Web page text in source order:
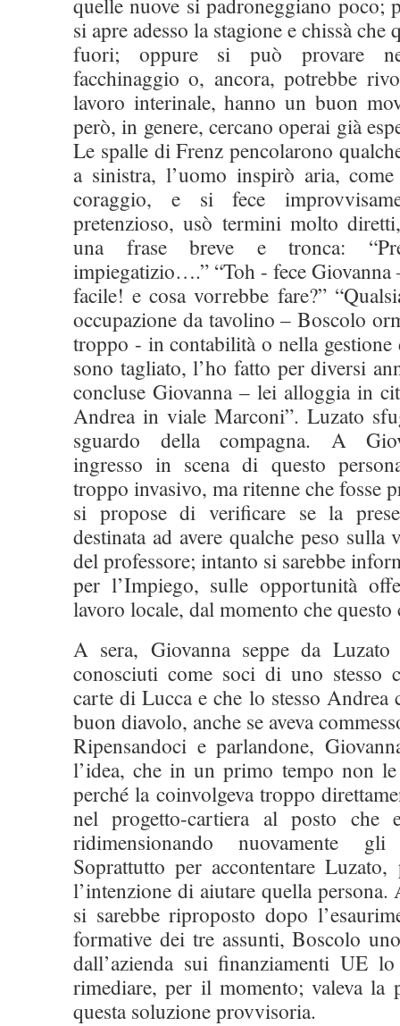
si apre adesso la stagione e chissà che
fuori; oppure si può provare
facchinaggio o, ancora, potrebbe
lavoro interinale, hanno un buon
però, in genere, cercano operai già
Le spalle di Frenz pencolarono
a sinistra, l’uomo inspirò aria,
coraggio, e si fece
pretenzioso, usò termini molto
una frase breve e tronca:
impiegatizio….” “Toh - fece Giovanna
facile! e cosa vorrebbe fare?”
occupazione da tavolino – Boscolo
troppo - in contabilità o nella gestione
sono tagliato, l’ho fatto per diversi
concluse Giovanna – lei alloggia in
Andrea in viale Marconi”. Luzato
sguardo della compagna. A
ingresso in scena di questo
troppo invasivo, ma ritenne che fosse
si propose di verificare se la
destinata ad avere qualche peso
del professore; intanto si sarebbe
per l’Impiego, sulle opportunità
lavoro locale, dal momento che
A sera, Giovanna seppe da
conosciuti come soci di uno stesso
carte di Lucca e che lo stesso Andrea
buon diavolo, anche se aveva
Ripensandoci e parlandone,
l’idea, che in un primo tempo non
perché la coinvolgeva troppo
nel progetto-cartiera al posto che
ridimensionando nuovamente
Soprattutto per accontentare
l’intenzione di aiutare quella
si sarebbe riproposto dopo
formative dei tre assunti, Boscolo
dall’azienda sui finanziamenti UE
rimediare, per il momento; valeva la
questa soluzione provvisoria.